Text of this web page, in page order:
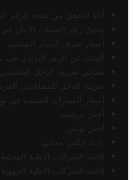
أداة التحقق من صحة الرقم
محول رقم الحساب الآيبان في
أسعار صرف الدينار التونسي
البحث عن الرمز البريدي في
محاكي ضريبة الدخل الشخصي
ضريبة الدخل للمتقاعدين
أسعار السيارات الجديدة في
أخبار تروفيت
أخبار تونس
رابط خلفي مجاني
قائمة الشركات الأهلية المحلية
قائمة الشركات الأهلية الجهوية